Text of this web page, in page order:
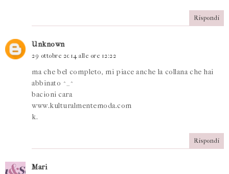
Rispondi
Unknown
29 ottobre 2014 alle ore 12:22
ma che bel completo, mi piace anche la collana che hai
abbinato ^_^
bacioni cara
www.kulturalmentemoda.com
k.
Rispondi
Mari